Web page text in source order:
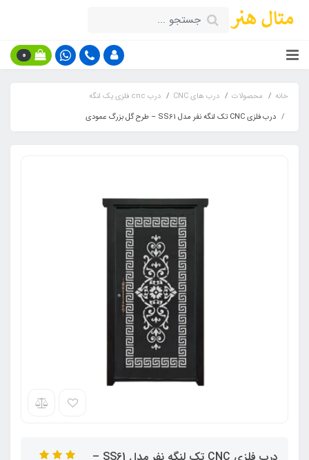
0
خانه محصولات درب های CNC
درب cnc فلزی یک لنگه
درب فلزی CNC تک لنگه نفر مدل SS61 – طرح گل بزرگ عمودی